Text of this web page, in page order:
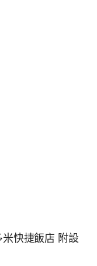
米快捷飯店 附設